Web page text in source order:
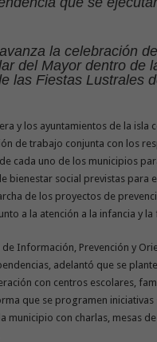
la celebración
del Mayor dentro de
las Fiestas Lustrales
y los ayuntamientos de la isla
de trabajo conjunta con los
cada uno de los municipios
bienestar social previstas para
de los proyectos de
a la atención a la infancia y la
de Información, Prevención y
adelantó que se
con centros escolares,
que se programen iniciativas
municipio con charlas, mesas